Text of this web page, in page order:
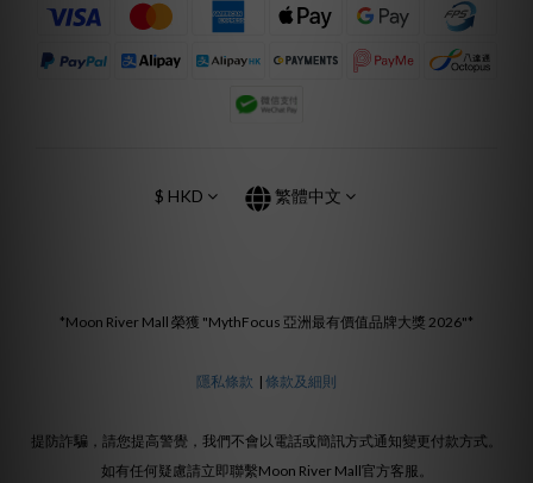
$ HKD 繁體中文
*Moon River Mall 榮獲 "MythFocus 亞洲最有價值品牌大獎 2026"*
隱私條款 | 條款及細則
提防詐騙，請您提高警覺，我們不會以電話或簡訊方式通知變更付款方式。
如有任何疑慮請立即聯繫Moon River Mall官方客服。